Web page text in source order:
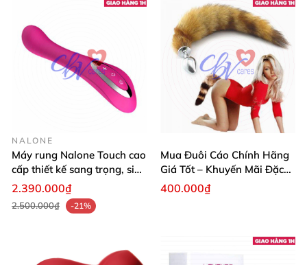
NALONE
Máy rung Nalone Touch cao
cấp thiết kế sang trọng, siêu
mượt
2.390.000₫
2.500.000₫ -21%
Mua Đuôi Cáo Chính Hãng
Giá Tốt – Khuyến Mãi Đặc
Biệt Hôm Nay
400.000₫